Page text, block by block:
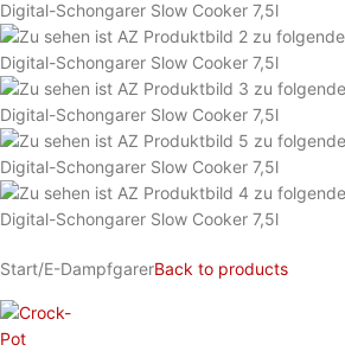
Start/E-DampfgarerBack to products